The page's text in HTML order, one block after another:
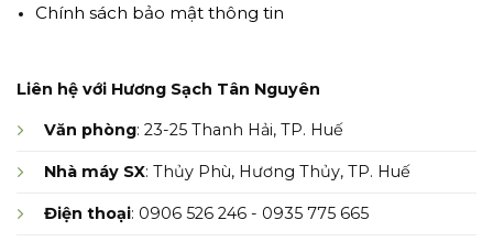
Chính sách bảo mật thông tin
Liên hệ với Hương Sạch Tân Nguyên
Văn phòng: 23-25 Thanh Hải, TP. Huế
Nhà máy SX: Thủy Phù, Hương Thủy, TP. Huế
Điện thoại: 0906 526 246 - 0935 775 665